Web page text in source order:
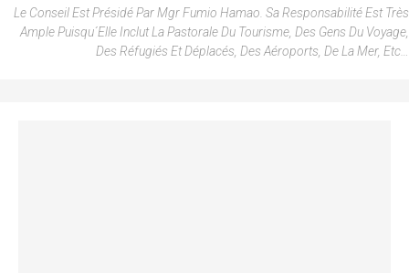
Le Conseil Est Présidé Par Mgr Fumio Hamao. Sa Responsabilité Est Très
Ample Puisqu´elle Inclut La Pastorale Du Tourisme, Des Gens Du Voyage,
Des Réfugiés Et Déplacés, Des Aéroports, De La Mer, Etc…